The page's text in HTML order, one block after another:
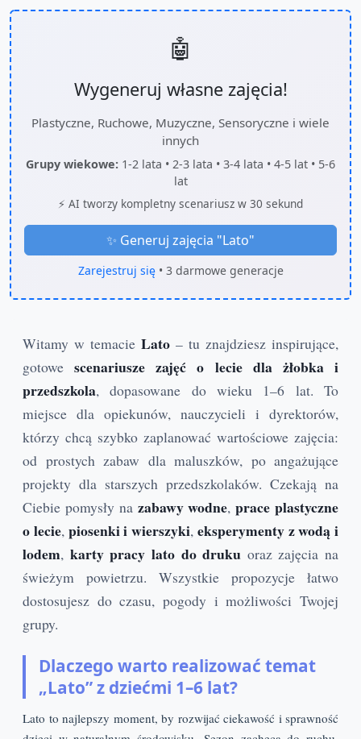
🤖
Wygeneruj własne zajęcia!
Plastyczne, Ruchowe, Muzyczne, Sensoryczne i wiele
innych
Grupy wiekowe: 1-2 lata • 2-3 lata • 3-4 lata • 4-5 lat • 5-6
lat
⚡ AI tworzy kompletny scenariusz w 30 sekund
✨ Generuj zajęcia "Lato"
Zarejestruj się• 3 darmowe generacje
Witamy w temacie Lato – tu znajdziesz inspirujące,
gotowescenariusze zajęć o lecie dla żłobka i
przedszkola, dopasowane do wieku 1–6 lat. To
miejsce dla opiekunów, nauczycieli i dyrektorów,
którzy chcą szybko zaplanować wartościowe zajęcia:
od prostych zabaw dla maluszków, po angażujące
projekty dla starszych przedszkolaków. Czekają na
Ciebie pomysły na zabawy wodne,prace plastyczne
o lecie, piosenki i wierszyki, eksperymenty z wodą i
lodem, karty pracy lato do druku oraz zajęcia na
świeżym powietrzu. Wszystkie propozycje łatwo
dostosujesz do czasu, pogody i możliwości Twojej
grupy.
Dlaczego warto realizować temat
„Lato” z dziećmi 1–6 lat?
Lato to najlepszy moment, by rozwijać ciekawość i sprawność